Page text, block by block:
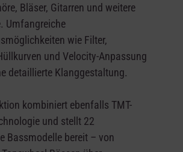
Bläser, Gitarren und weitere
Umfangreiche
wie Filter,
und Velocity-Anpassung
detaillierte Klanggestaltung.
kombiniert ebenfalls TMT-
und stellt 22
Bassmodelle bereit – von